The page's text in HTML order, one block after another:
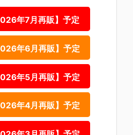
年7月再販】予定
年6月再販】予定
年5月再販】予定
年4月再販】予定